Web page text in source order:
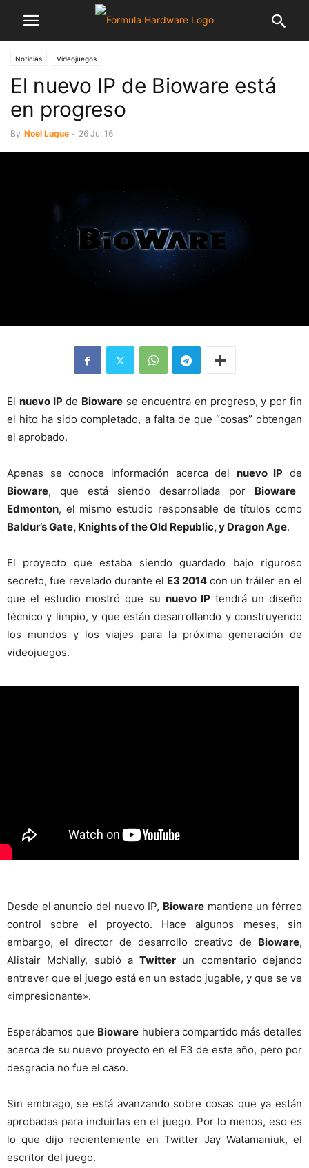
Noticias Videojuegos
El nuevo IP de Bioware está
en progreso
By Noel Luque - 26 Jul 16
El nuevo IP de Bioware se encuentra en progreso, y por fin
el hito ha sido completado, a falta de que “cosas” obtengan
el aprobado.
Apenas se conoce información acerca del nuevo IP de
Bioware, que está siendo desarrollada por Bioware
Edmonton, el mismo estudio responsable de títulos como
Baldur’s Gate, Knights of the Old Republic, y Dragon Age.
El proyecto que estaba siendo guardado bajo riguroso
secreto, fue revelado durante el E3 2014 con un tráiler en el
que el estudio mostró que su nuevo IP tendrá un diseño
técnico y limpio, y que están desarrollando y construyendo
los mundos y los viajes para la próxima generación de
videojuegos.
Desde el anuncio del nuevo IP, Bioware mantiene un férreo
control sobre el proyecto. Hace algunos meses, sin
embargo, el director de desarrollo creativo de Bioware,
Alistair McNally, subió aTwitter un comentario dejando
entrever que el juego está en un estado jugable, y que se ve
«impresionante».
Esperábamos que Bioware hubiera compartido más detalles
acerca de su nuevo proyecto en el E3 de este año, pero por
desgracia no fue el caso.
Sin embrago, se está avanzando sobre cosas que ya están
aprobadas para incluirlas en el juego. Por lo menos, eso es
lo que dijo recientemente en Twitter Jay Watamaniuk, el
escritor del juego.